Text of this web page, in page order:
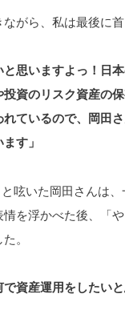
がら、私は最後に首
と思いますよっ！日
資のリスク資産の
ているので、岡田
す」
呟いた岡田さんは
情を浮かべた後、「
。
で資産運用をしたい